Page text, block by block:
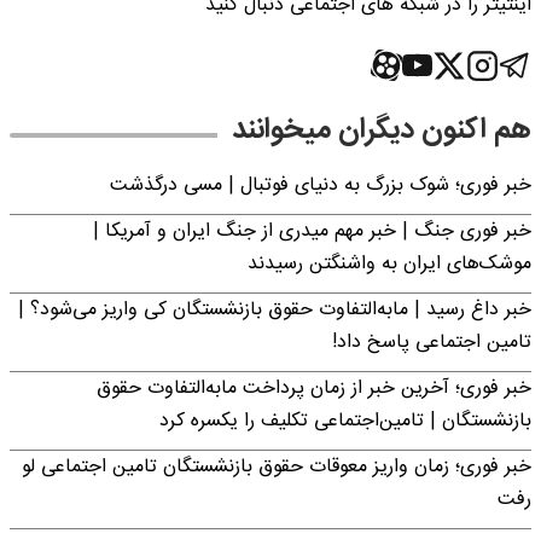
هم اکنون دیگران میخوانند
خبر فوری؛‌ شوک بزرگ به دنیای فوتبال | مسی درگذشت
خبر فوری جنگ | خبر مهم میدری از جنگ ایران و آمریکا |
موشک‌های ایران به واشنگتن رسیدند
خبر داغ رسید | مابه‌التفاوت حقوق بازنشستگان کی واریز می‌شود؟ |
تامین اجتماعی پاسخ داد!
خبر فوری؛ آخرین خبر از زمان پرداخت مابه‌التفاوت حقوق
بازنشستگان | تامین‌اجتماعی تکلیف را یکسره کرد
خبر فوری؛ زمان واریز معوقات حقوق بازنشستگان تامین اجتماعی لو
رفت